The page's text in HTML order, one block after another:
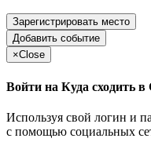
Зарегистрировать место
Добавить событие
×Close
Войти на Куда сходить в
Используя свой логин и
с помощью социальных